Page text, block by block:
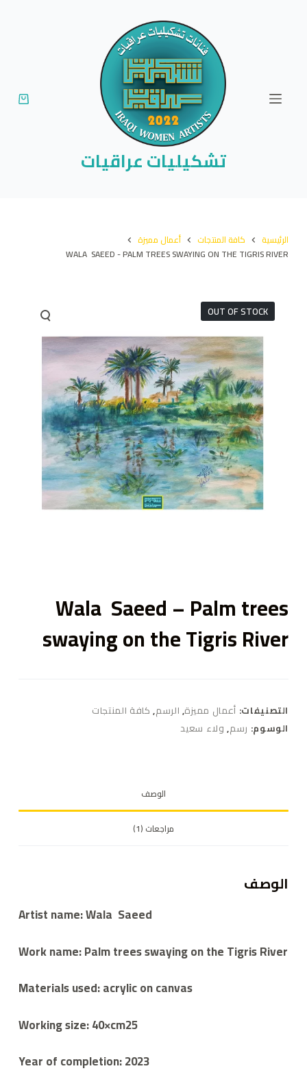
تشكيليات عراقيات
الرئيسية كافة المنتجات
أعمال مميزة
WALA SAEED - PALM TREES SWAYING ON THE TIGRIS RIVER
OUT OF STOCK
Wala Saeed – Palm trees
swaying on the Tigris River
التصنيفات: أعمال مميزة, الرسم, كافة المنتجات
الوسوم: رسم, ولاء سعيد
الوصف
مراجعات (1)
الوصف
Artist name: Wala Saeed
Work name: Palm trees swaying on the Tigris River
Materials used: acrylic on canvas
Working size: 40×cm25
Year of completion: 2023